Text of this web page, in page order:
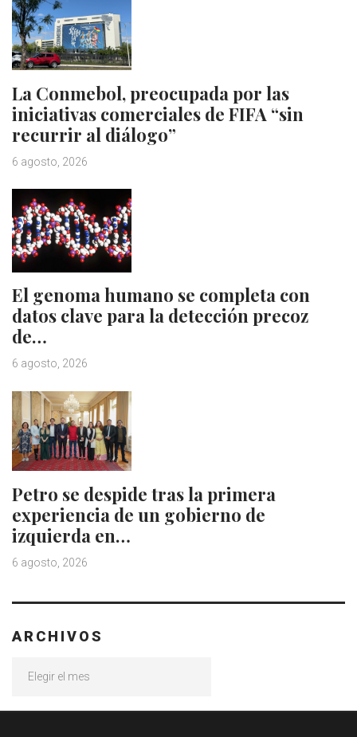
La Conmebol, preocupada por las
iniciativas comerciales de FIFA “sin
recurrir al diálogo”
6 agosto, 2026
El genoma humano se completa con
datos clave para la detección precoz
de…
6 agosto, 2026
Petro se despide tras la primera
experiencia de un gobierno de
izquierda en…
6 agosto, 2026
ARCHIVOS